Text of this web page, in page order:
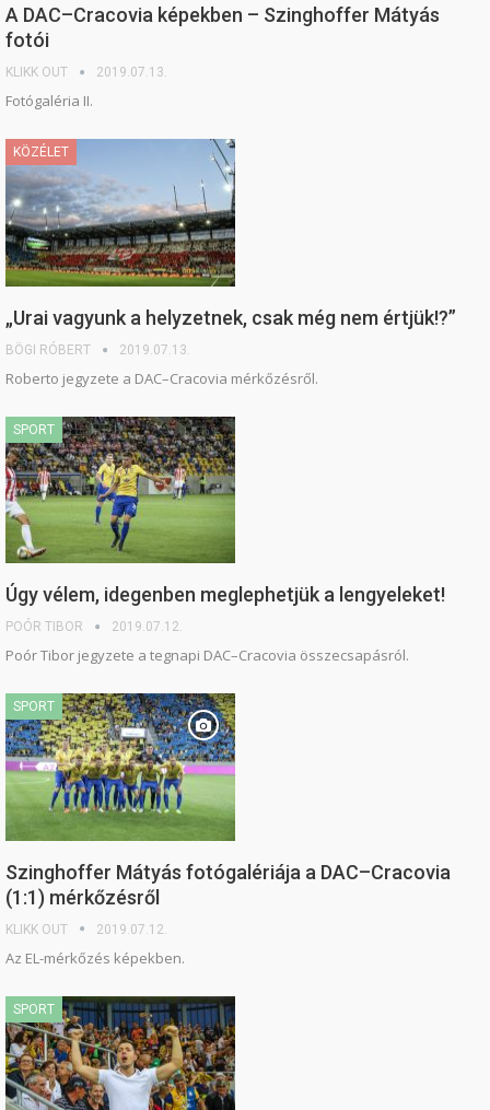
A DAC–Cracovia képekben – Szinghoffer Mátyás
fotói
KLIKK OUT 2019.07.13.
Fotógaléria II.
KÖZÉLET
„Urai vagyunk a helyzetnek, csak még nem értjük!?”
BÖGI RÓBERT 2019.07.13.
Roberto jegyzete a DAC–Cracovia mérkőzésről.
SPORT
Úgy vélem, idegenben meglephetjük a lengyeleket!
POÓR TIBOR 2019.07.12.
Poór Tibor jegyzete a tegnapi DAC–Cracovia összecsapásról.
SPORT
Szinghoffer Mátyás fotógalériája a DAC–Cracovia
(1:1) mérkőzésről
KLIKK OUT 2019.07.12.
Az EL-mérkőzés képekben.
SPORT